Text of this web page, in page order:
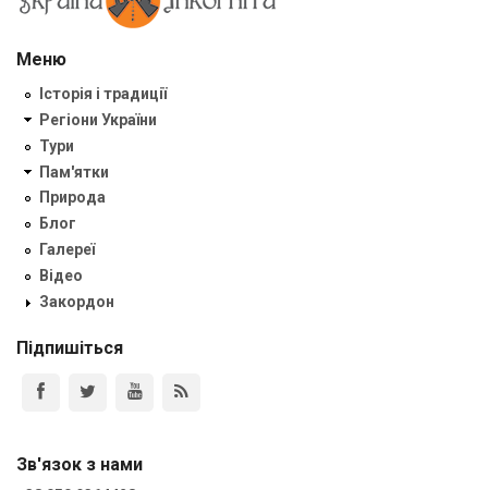
Меню
Історія і традиції
Регіони України
Тури
Пам'ятки
Природа
Блог
Галереї
Відео
Закордон
Підпишіться
Зв'язок з нами